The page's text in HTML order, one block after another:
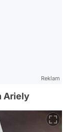
Reklam
Ariely